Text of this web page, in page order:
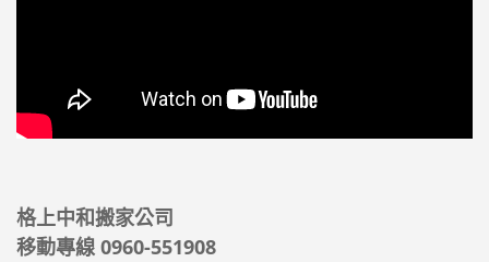
格上中和搬家公司
移動專線 0960-551908